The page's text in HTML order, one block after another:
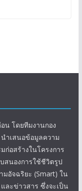
อน โดยทีมงานกอง
ำเสนอข้อมูลความ
ก่อสร้างในโครงการ
สนองการใช้ชีวิตรูป
อัจฉริยะ (Smart) ใน
ละข่าวสาร ซึ่งจะเป็น